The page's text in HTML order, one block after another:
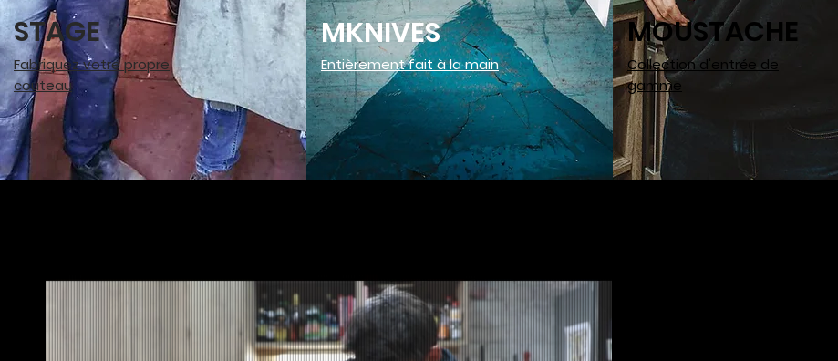
STAGE
Fabriquez votre propre
couteau
MKNIVES
Entièrement fait à la main
MOUSTACHE
Collection d'entrée de
gamme